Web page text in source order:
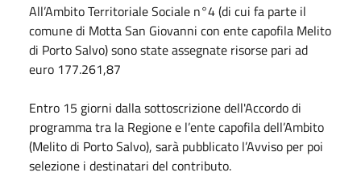
All’Ambito Territoriale Sociale n°4 (di cui fa parte il
comune di Motta San Giovanni con ente capofila Melito
di Porto Salvo) sono state assegnate risorse pari ad
euro 177.261,87
Entro 15 giorni dalla sottoscrizione dell'Accordo di
programma tra la Regione e l’ente capofila dell’Ambito
(Melito di Porto Salvo), sarà pubblicato l’Avviso per poi
selezione i destinatari del contributo.